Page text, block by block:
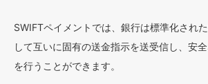
SWIFTペイメントでは、銀行は標準化され
して互いに固有の送金指示を送受信し、安
を行うことができます。